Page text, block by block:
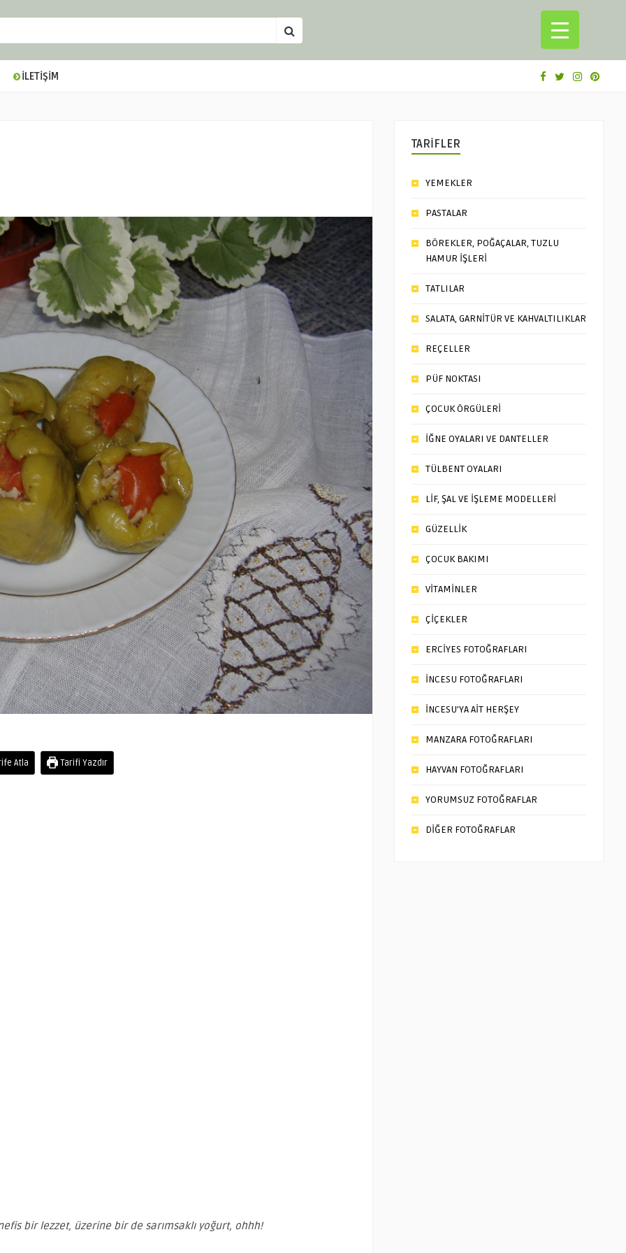
İLETİŞİM
Atla Tarifi Yazdır
bir lezzet, üzerine bir de sarımsaklı yoğurt, ohhh!
TARİFLER
YEMEKLER
PASTALAR
BÖREKLER, POĞAÇALAR, TUZLU
HAMUR İŞLERİ
TATLILAR
SALATA, GARNİTÜR VE KAHVALTILIKLAR
REÇELLER
PÜF NOKTASI
ÇOCUK ÖRGÜLERİ
İĞNE OYALARI VE DANTELLER
TÜLBENT OYALARI
LİF, ŞAL VE İŞLEME MODELLERİ
GÜZELLİK
ÇOCUK BAKIMI
VİTAMİNLER
ÇİÇEKLER
ERCİYES FOTOĞRAFLARI
İNCESU FOTOĞRAFLARI
İNCESU’YA AİT HERŞEY
MANZARA FOTOĞRAFLARI
HAYVAN FOTOĞRAFLARI
YORUMSUZ FOTOĞRAFLAR
DİĞER FOTOĞRAFLAR